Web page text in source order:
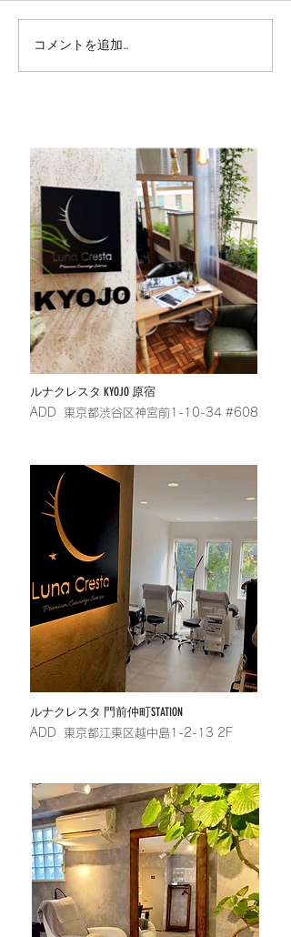
8期生がコンシェルジュに
昇格しました！
コメントを追加…
ルナクレスタ KYOJO 原宿
​ADD 東京都渋谷区神宮前1-10-34 #608
​ルナクレスタ 門前仲町STATION
​ADD 東京都江東区越中島1-2-13 2F